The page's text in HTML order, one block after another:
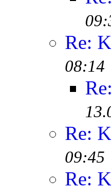
Re:
08:14
Re:
09:45
Re: